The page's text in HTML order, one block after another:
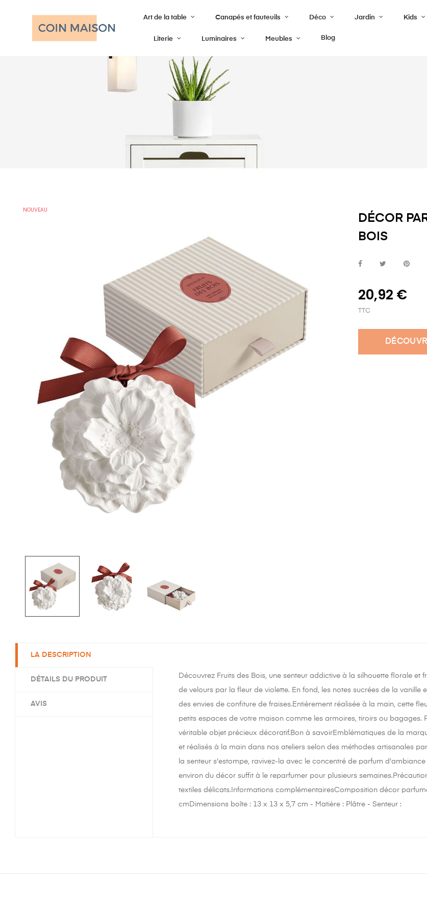
Art de la table Canapés et fauteuils Déco Jardin Kids
Literie Luminaires Meubles Blog
NOUVEAU
DÉCOR
BOIS
20,92 €
TTC
LA DESCRIPTION
DÉTAILS DU PRODUIT
AVIS
Découvrez Fruits des Bois, une senteur addictive à la silhouette florale
de velours par la fleur de violette. En fond, les notes sucrées de la
des envies de confiture de fraises.Entièrement réalisée à la main, cette
petits espaces de votre maison comme les armoires, tiroirs ou bagages.
véritable objet précieux décoratif.Bon à savoirEmblématiques de la
et réalisés à la main dans nos ateliers selon des méthodes artisanales
la senteur s'estompe, ravivez-la avec le concentré de parfum
environ du décor suffit à le reparfumer pour plusieurs
textiles délicats.Informations complémentairesComposition décor
cmDimensions boîte : 13 x 13 x 5,7 cm - Matière : Plâtre - Senteur :